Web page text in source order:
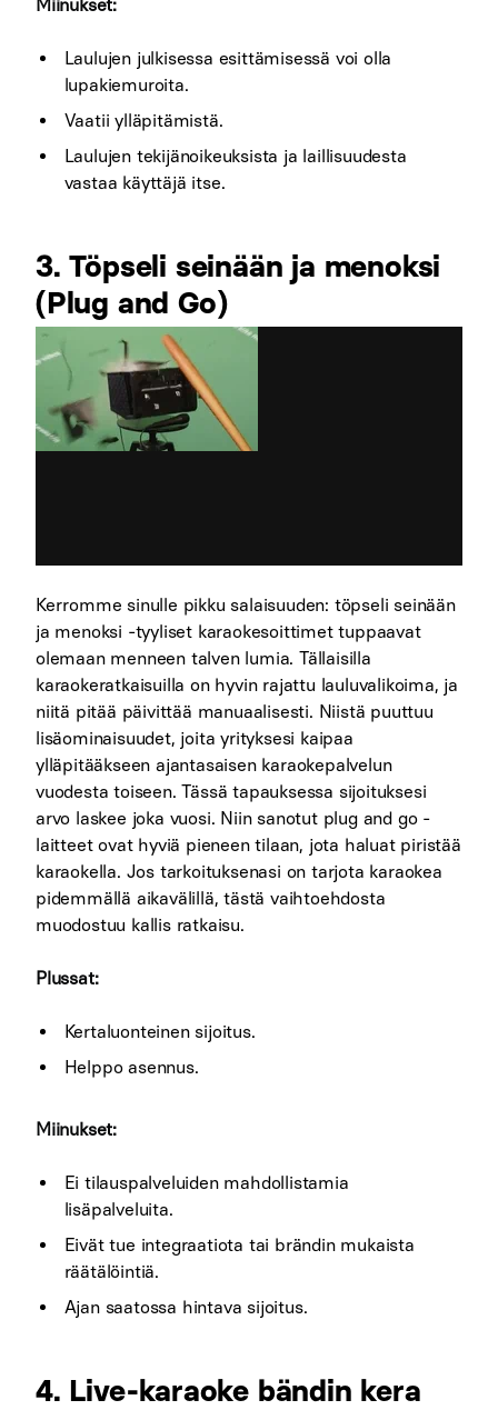
Miinukset:
Laulujen julkisessa esittämisessä voi olla
lupakiemuroita.
Vaatii ylläpitämistä.
Laulujen tekijänoikeuksista ja laillisuudesta
vastaa käyttäjä itse.
3. Töpseli seinään ja menoksi
(Plug and Go)
Kerromme sinulle pikku salaisuuden: töpseli seinään
ja menoksi -tyyliset karaokesoittimet tuppaavat
olemaan menneen talven lumia. Tällaisilla
karaokeratkaisuilla on hyvin rajattu lauluvalikoima, ja
niitä pitää päivittää manuaalisesti. Niistä puuttuu
lisäominaisuudet, joita yrityksesi kaipaa
ylläpitääkseen ajantasaisen karaokepalvelun
vuodesta toiseen. Tässä tapauksessa sijoituksesi
arvo laskee joka vuosi. Niin sanotut plug and go -
laitteet ovat hyviä pieneen tilaan, jota haluat piristää
karaokella. Jos tarkoituksenasi on tarjota karaokea
pidemmällä aikavälillä, tästä vaihtoehdosta
muodostuu kallis ratkaisu.
Plussat:
Kertaluonteinen sijoitus.
Helppo asennus.
Miinukset:
Ei tilauspalveluiden mahdollistamia
lisäpalveluita.
Eivät tue integraatiota tai brändin mukaista
räätälöintiä.
Ajan saatossa hintava sijoitus.
4. Live-karaoke bändin kera